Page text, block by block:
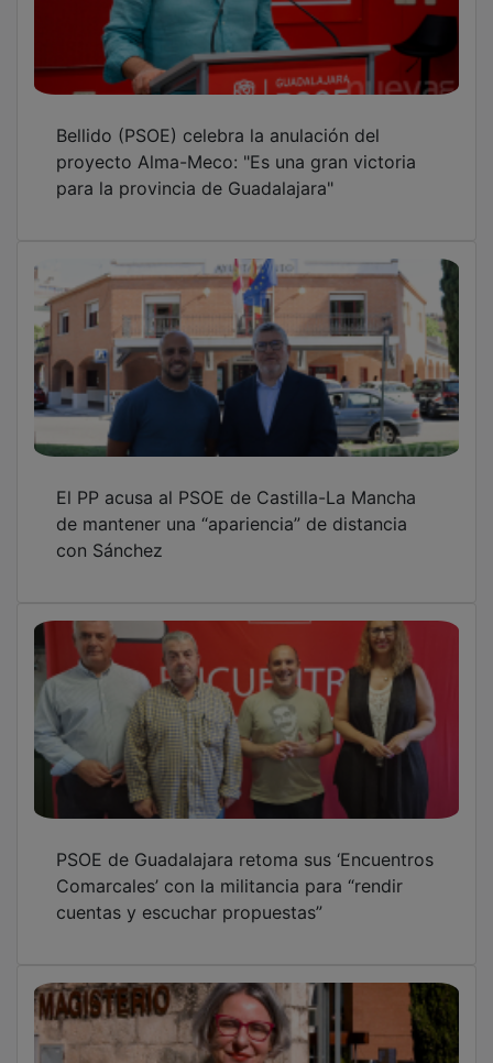
El PP acusa al PSOE de Castilla-La Mancha
de mantener una “apariencia” de distancia
con Sánchez
PSOE de Guadalajara retoma sus ‘Encuentros
Comarcales’ con la militancia para “rendir
cuentas y escuchar propuestas”
Martínez: “La universidad pública en
Guadalajara y en la región garantiza el
acceso a una educación superior de calidad
GUADA TV MEDIA